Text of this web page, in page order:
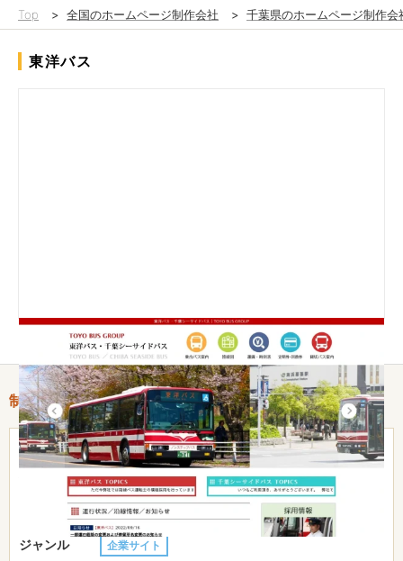
Top > 全国のホームページ制作会社 > 千葉県のホームページ制作会
東洋バス
制作情報
費用目安 -
制作期間 -
https://www.toyo-bus.co.jp/
ジャンル 企業サイト